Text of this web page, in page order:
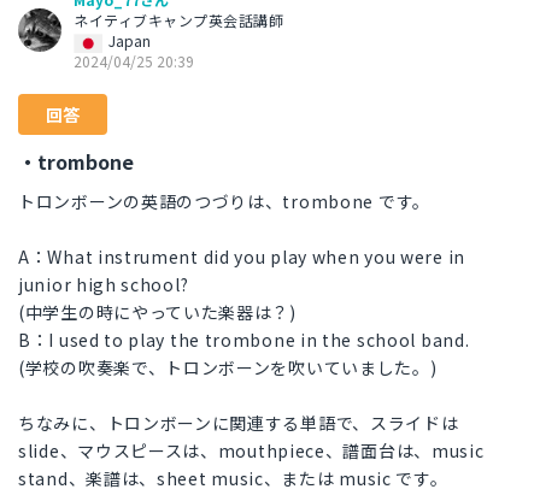
ネイティブキャンプ英会話講師
Japan
2024/04/25 20:39
回答
・trombone
トロンボーンの英語のつづりは、trombone です。
A：What instrument did you play when you were in
junior high school?
(中学生の時にやっていた楽器は？)
B：I used to play the trombone in the school band.
(学校の吹奏楽で、トロンボーンを吹いていました。)
ちなみに、トロンボーンに関連する単語で、スライドは
slide、マウスピースは、mouthpiece、譜面台は、music
stand、楽譜は、sheet music、または music です。